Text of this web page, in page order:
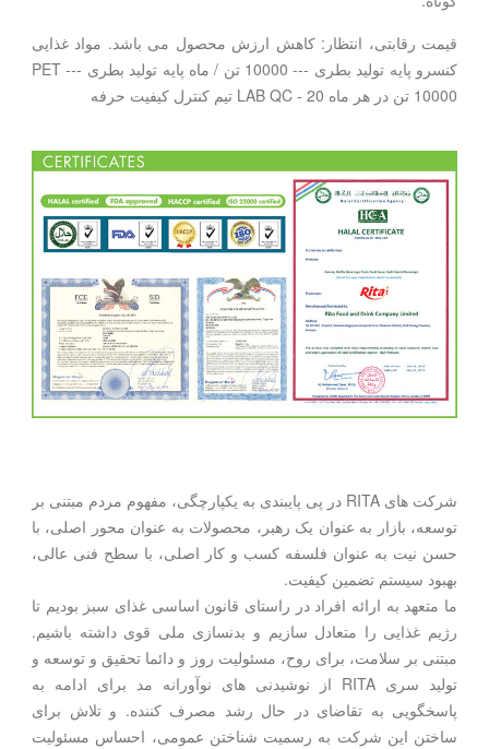
قیمت رقابتی، انتظار: کاهش ارزش محصول می باشد. مواد غذایی
کنسرو پایه تولید بطری --- 10000 تن / ماه پایه تولید بطری PET ---
10000 تن در هر ماه LAB QC - 20 تیم کنترل کیفیت حرفه
شرکت های RITA در پی پایبندی به یکپارچگی، مفهوم مردم مبتنی بر
توسعه، بازار به عنوان یک رهبر، محصولات به عنوان محور اصلی، با
حسن نیت به عنوان فلسفه کسب و کار اصلی، با سطح فنی عالی،
بهبود سیستم تضمین کیفیت.
ما متعهد به ارائه افراد در راستای قانون اساسی غذای سبز بودیم تا
رژیم غذایی را متعادل سازیم و بدنسازی ملی قوی داشته باشیم.
مبتنی بر سلامت، برای روح، مسئولیت روز و دائما تحقیق و توسعه و
تولید سری RITA از نوشیدنی های نوآورانه مد برای ادامه به
پاسخگویی به تقاضای در حال رشد مصرف کننده. و تلاش برای
ساختن این شرکت به رسمیت شناختن عمومی، احساس مسئولیت